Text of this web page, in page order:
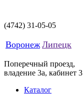
(4742) 31-05-05
Воронеж Липецк
Поперечный проезд,
владение 3а, кабинет 3
Каталог